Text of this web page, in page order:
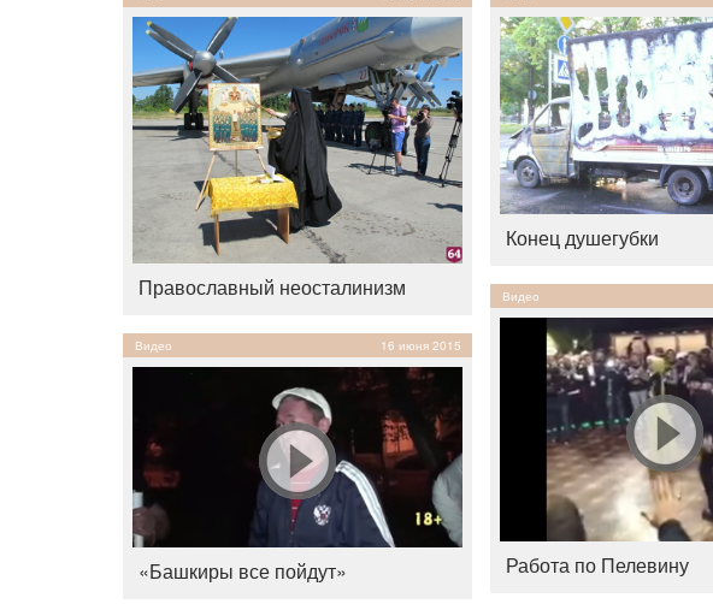
Православный неосталинизм
Видео 16 июня 2015
«Башкиры все пойдут»
Конец душегубки
Видео
Работа по Пелевину